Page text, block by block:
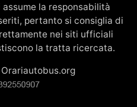
la responsabilità
pertanto si consiglia di
nei siti ufficiali
la tratta ricercata.